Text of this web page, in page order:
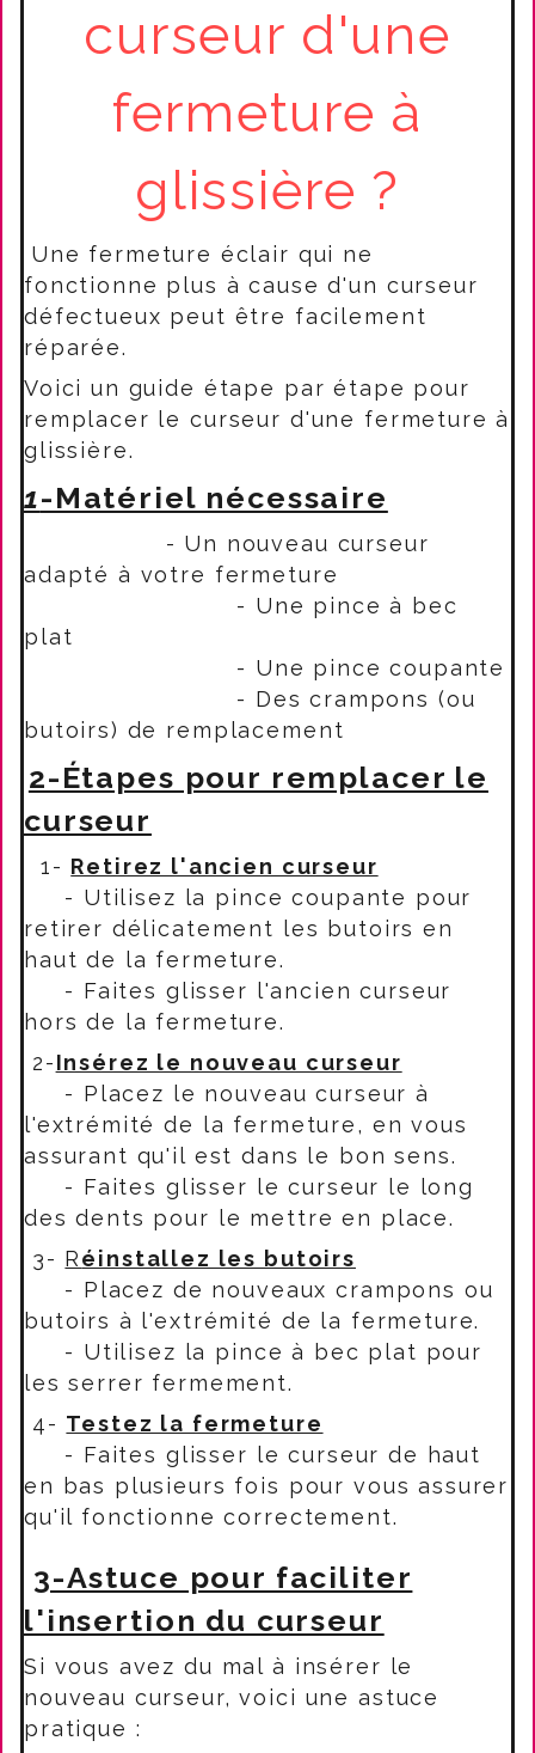
curseur d'une
fermeture à
glissière ?
Une fermeture éclair qui ne
fonctionne plus à cause d'un curseur
défectueux peut être facilement
réparée.
Voici un guide étape par étape pour
remplacer le curseur d'une fermeture à
glissière.
1-Matériel nécessaire
- Un nouveau curseur
adapté à votre fermeture
- Une pince à bec
plat
- Une pince coupante
- Des crampons (ou
butoirs) de remplacement
2-Étapes pour remplacer le
curseur
1- Retirez l'ancien curseur
- Utilisez la pince coupante pour
retirer délicatement les butoirs en
haut de la fermeture.
- Faites glisser l'ancien curseur
hors de la fermeture.
2-Insérez le nouveau curseur
- Placez le nouveau curseur à
l'extrémité de la fermeture, en vous
assurant qu'il est dans le bon sens.
- Faites glisser le curseur le long
des dents pour le mettre en place.
3- Réinstallez les butoirs
- Placez de nouveaux crampons ou
butoirs à l'extrémité de la fermeture.
- Utilisez la pince à bec plat pour
les serrer fermement.
4- Testez la fermeture
- Faites glisser le curseur de haut
en bas plusieurs fois pour vous assurer
qu'il fonctionne correctement.
3-Astuce pour faciliter
l'insertion du curseur
Si vous avez du mal à insérer le
nouveau curseur, voici une astuce
pratique :